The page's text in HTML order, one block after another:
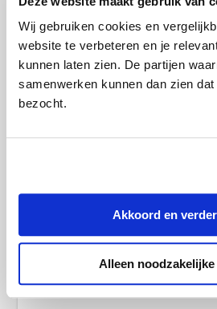
Wij gebruiken cookies en
website te verbeteren en je
kunnen laten zien. De partijen
samenwerken kunnen dan zien
bezocht.
Akkoord en
Alleen
weten
Energieleverancier
r
i
Meest recente